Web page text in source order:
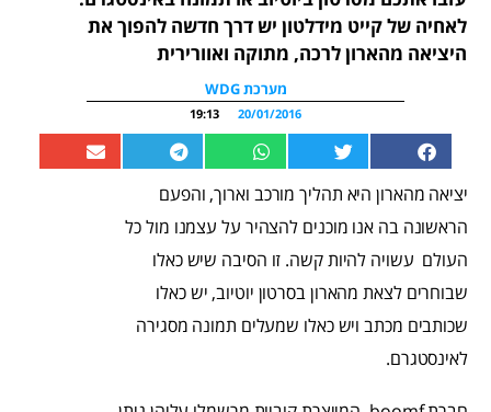
לאחיה של קייט מידלטון יש דרך חדשה להפוך את
היציאה מהארון לרכה, מתוקה ואוורירית
מערכת WDG
20/01/2016
19:13
יציאה מהארון היא תהליך מורכב וארוך, והפעם
הראשונה בה אנו מוכנים להצהיר על עצמנו מול כל
העולם עשויה להיות קשה. זו הסיבה שיש כאלו
שבוחרים לצאת מהארון בסרטון יוטיוב, יש כאלו
שכותבים מכתב ויש כאלו שמעלים תמונה מסגירה
לאינסטגרם.